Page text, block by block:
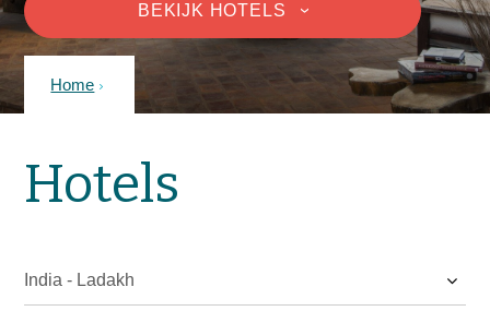
REISTYPES
Rondreizen
BEKIJK HOTELS›
Home
Hotels